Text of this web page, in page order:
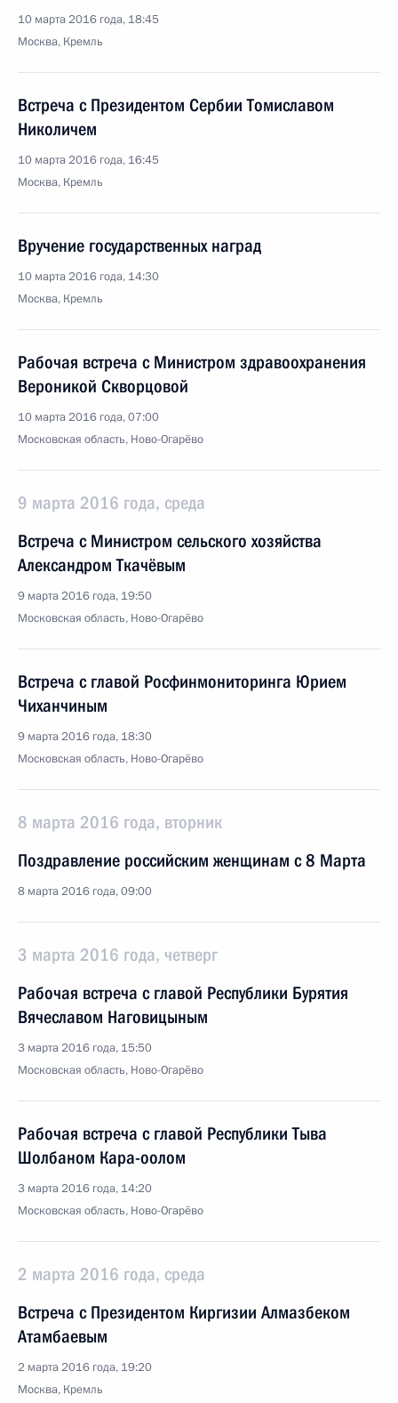
10 марта 2016 года, 18:45
Москва, Кремль
Встреча с Президентом Сербии Томиславом
Николичем
10 марта 2016 года, 16:45
Москва, Кремль
Вручение государственных наград
10 марта 2016 года, 14:30
Москва, Кремль
Рабочая встреча с Министром здравоохранения
Вероникой Скворцовой
10 марта 2016 года, 07:00
Московская область, Ново-Огарёво
9 марта 2016 года, среда
Встреча с Министром сельского хозяйства
Александром Ткачёвым
9 марта 2016 года, 19:50
Московская область, Ново-Огарёво
Встреча с главой Росфинмониторинга Юрием
Чиханчиным
9 марта 2016 года, 18:30
Московская область, Ново-Огарёво
8 марта 2016 года, вторник
Поздравление российским женщинам с 8 Марта
8 марта 2016 года, 09:00
3 марта 2016 года, четверг
Рабочая встреча с главой Республики Бурятия
Вячеславом Наговицыным
3 марта 2016 года, 15:50
Московская область, Ново-Огарёво
Рабочая встреча с главой Республики Тыва
Шолбаном Кара-оолом
3 марта 2016 года, 14:20
Московская область, Ново-Огарёво
2 марта 2016 года, среда
Встреча с Президентом Киргизии Алмазбеком
Атамбаевым
2 марта 2016 года, 19:20
Москва, Кремль